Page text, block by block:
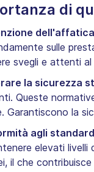
di
sulle
svegli e attenti
la sicurezza
Queste
Garantiscono la
agli
elevati
il che